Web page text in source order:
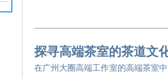
探寻高端茶室的茶道文
在广州大圈高端工作室的高端茶室